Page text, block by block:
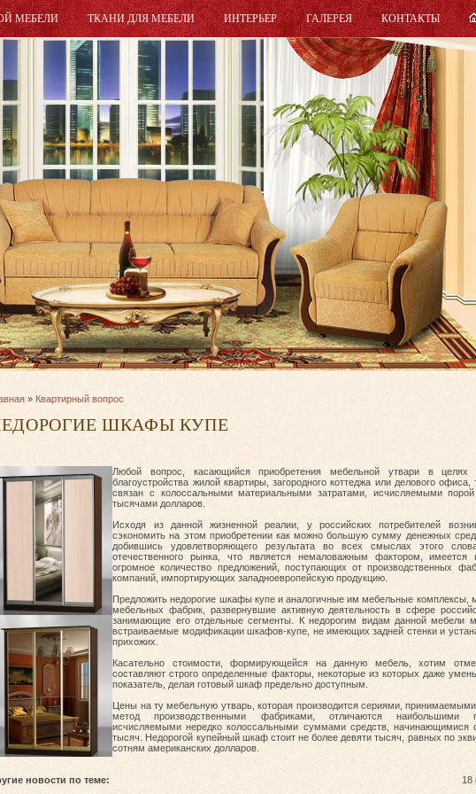
МЕБЕЛИ ТКАНИ ДЛЯ МЕБЕЛИ ИНТЕРЬЕР ГАЛЕРЕЯ КОНТАКТЫ
» Квартирный вопрос
ШКАФЫ КУПЕ
Любой вопрос, касающийся приобретения мебельной утвари в целях
благоустройства жилой квартиры, загородного коттеджа или делового офиса,
связан с колоссальными материальными затратами, исчисляемыми порой
тысячами долларов.
Исходя из данной жизненной реалии, у российских потребителей
сэкономить на этом приобретении как можно большую сумму денежных
добившись удовлетворяющего результата во всех смыслах этого
отечественного рынка, что является немаловажным фактором, имеется
огромное количество предложений, поступающих от производственных
компаний, импортирующих западноевропейскую продукцию.
Предложить недорогие шкафы купе и аналогичные им мебельные комплексы,
мебельных фабрик, развернувшие активную деятельность в сфере
занимающие его отдельные сегменты. К недорогим видам данной мебели
встраиваемые модификации шкафов-купе, не имеющих задней стенки и
прихожих.
Касательно стоимости, формирующейся на данную мебель, хотим
составляют строго определенные факторы, некоторые из которых даже
показатель, делая готовый шкаф предельно доступным.
Цены на ту мебельную утварь, которая производится сериями,
метод производственными фабриками, отличаются наибольшими
исчисляемыми нередко колоссальными суммами средств, начинающимися
тысяч. Недорогой купейный шкаф стоит не более девяти тысяч, равных по
сотням американских долларов.
18
новости по теме: